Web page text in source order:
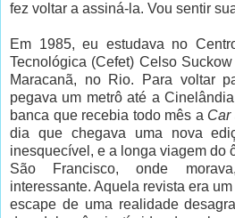
fez voltar a assiná-la. Vou sentir
Em 1985, eu estudava no
Tecnológica (Cefet) Celso
Maracanã, no Rio. Para voltar
pegava um metrô até a
banca que recebia todo mês a Car
dia que chegava uma nova
inesquecível, e a longa viagem do
São Francisco, onde
interessante. Aquela revista era
escape de uma realidade